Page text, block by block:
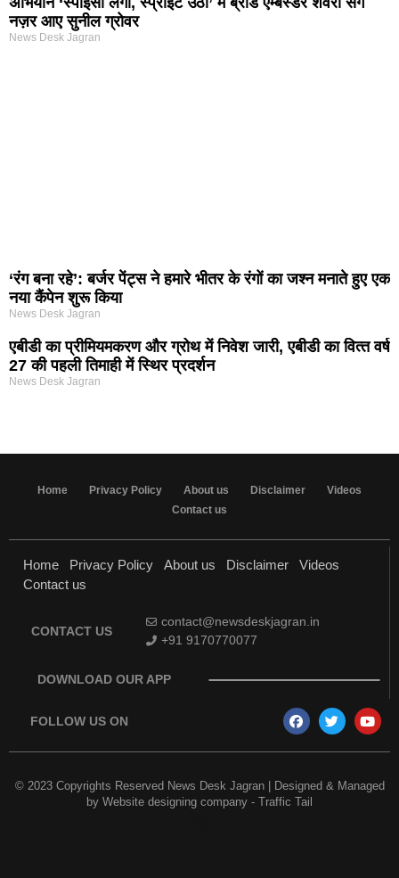
नज़र आए सुनील ग्रोवर
News Desk Jagran
‘रंग बना रहे’: बर्जर पेंट्स ने हमारे भीतर के रंगों का जश्न मनाते हुए एक
नया कैंपेन शुरू किया
News Desk Jagran
एबीडी का प्रीमियमकरण और ग्रोथ में निवेश जारी, एबीडी का वित्‍त वर्ष
27 की पहली तिमाही में स्थिर प्रदर्शन
News Desk Jagran
Home Privacy Policy About us Disclaimer
Videos
Contact us
Home Privacy Policy About us Disclaimer
Videos
Contact us
CONTACT US
contact@newsdeskjagran.in
+91 9170770077
DOWNLOAD OUR APP
FOLLOW US ON
© 2023 Copyrights Reserved News Desk Jagran | Designed & Managed
by Website designing company - Traffic Tail